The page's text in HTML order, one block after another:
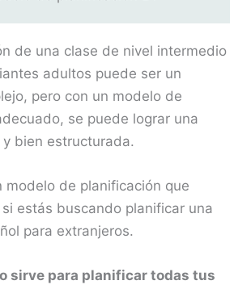
de una clase de nivel intermedio
adultos puede ser un
pero con un modelo de
se puede lograr una
bien estructurada.
modelo de planificación que
estás buscando planificar una
para extranjeros.
sirve para planificar todas tus